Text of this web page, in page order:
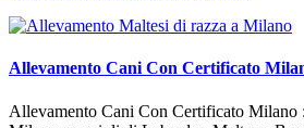
Allevamento Cani Con Certificato
Allevamento Cani Con Certificato Milano